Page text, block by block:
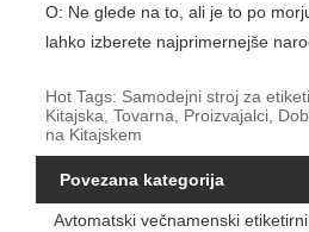
O: Ne glede na to, ali je to po
lahko izberete najprimernejše
Hot Tags: Samodejni stroj za
Kitajska, Tovarna, Proizvajalci,
na Kitajskem
Povezana kategorija
Avtomatski večnamenski